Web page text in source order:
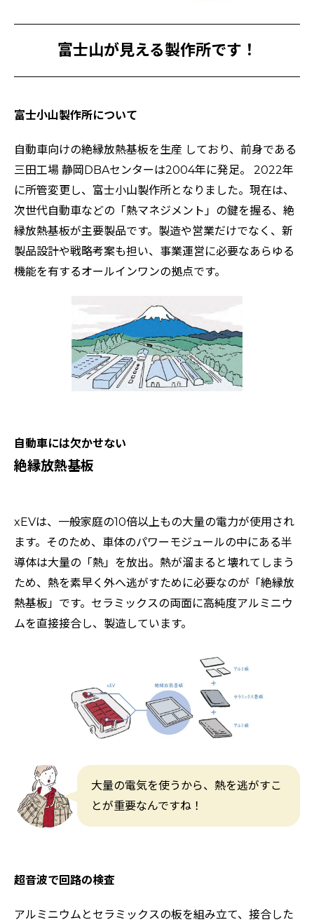
富士山が見える製作所です！
富士小山製作所について
自動車向けの絶縁放熱基板を生産 しており、前身である
三田工場 静岡DBAセンターは2004年に発足。 2022年
に所管変更し、富士小山製作所となりました。現在は、
次世代自動車などの「熱マネジメント」の鍵を握る、絶
縁放熱基板が主要製品です。製造や営業だけでなく、新
製品設計や戦略考案も担い、事業運営に必要なあらゆる
機能を有するオールインワンの拠点です。
自動車には欠かせない
絶縁放熱基板
xEVは、一般家庭の10倍以上もの大量の電力が使用され
ます。そのため、車体のパワーモジュールの中にある半
導体は大量の「熱」を放出。熱が溜まると壊れてしまう
ため、熱を素早く外へ逃がすために必要なのが「絶縁放
熱基板」です。セラミックスの両面に高純度アルミニウ
ムを直接接合し、製造しています。
大量の電気を使うから、熱を逃がすこ
とが重要なんですね！
超音波で回路の検査
アルミニウムとセラミックスの板を組み立て、接合した